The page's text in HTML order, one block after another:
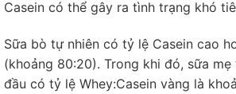
Casein có thể gây ra tình trạng khó
Sữa bò tự nhiên có tỷ lệ Casein cao
(khoảng 80:20). Trong khi đó, sữa
đầu có tỷ lệ Whey:Casein vàng là